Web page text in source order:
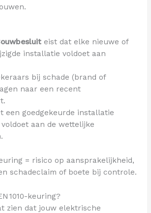
eist dat elke nieuwe of
installatie voldoet aan
bij schade (brand of
naar een recent
een goedgekeurde installatie
aan de wettelijke
= risico op aansprakelijkheid,
schadeclaim of boete bij controle.
1010-keuring?
zien dat jouw elektrische